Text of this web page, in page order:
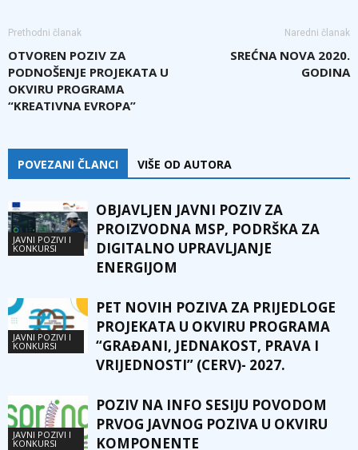
Prethodni članak
OTVOREN POZIV ZA
PODNOŠENJE PROJEKATA U
OKVIRU PROGRAMA
“KREATIVNA EVROPA”
Naredni članak
SREĆNA NOVA 2020.
GODINA
POVEZANI ČLANCI VIŠE OD AUTORA
JAVNI POZIVI I
KONKURSI
OBJAVLJEN JAVNI POZIV ZA
PROIZVODNA MSP, PODRŠKA ZA
DIGITALNO UPRAVLJANJE
ENERGIJOM
JAVNI POZIVI I
KONKURSI
PET NOVIH POZIVA ZA PRIJEDLOGE
PROJEKATA U OKVIRU PROGRAMA
“GRAĐANI, JEDNAKOST, PRAVA I
VRIJEDNOSTI” (CERV)- 2027.
JAVNI POZIVI I
KONKURSI
POZIV NA INFO SESIJU POVODOM
PRVOG JAVNOG POZIVA U OKVIRU
KOMPONENTE